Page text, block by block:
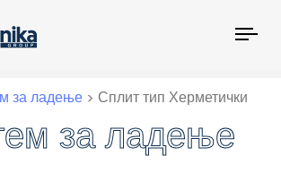
за ладење > Сплит тип Херметички
за ладење
за ладење